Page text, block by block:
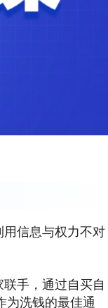
信息与权力不对
手，通过自买自
为洗钱的最佳通